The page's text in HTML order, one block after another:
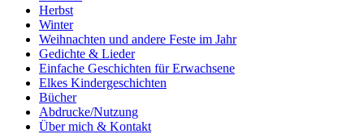
Herbst
Winter
Weihnachten und andere Feste im Jahr
Gedichte & Lieder
Einfache Geschichten für Erwachsene
Elkes Kindergeschichten
Bücher
Abdrucke/Nutzung
Über mich & Kontakt